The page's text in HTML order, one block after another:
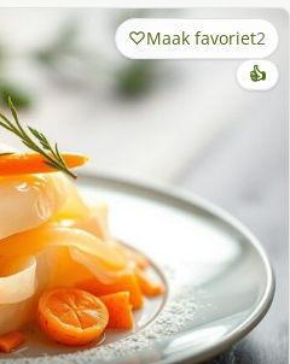
Maak favoriet2
👍